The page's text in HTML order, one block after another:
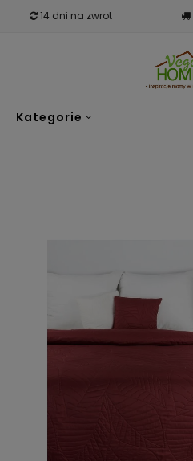
14 dni na zwrot
Kategorie